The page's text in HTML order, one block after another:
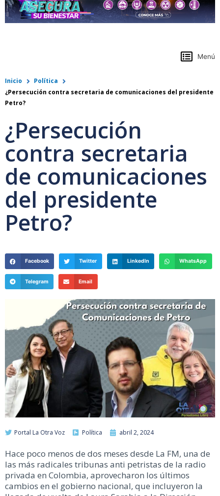
Menú
Inicio
Política
¿Persecución contra secretaria de comunicaciones del presidente
Petro?
¿Persecución
contra secretaria
de comunicaciones
del presidente
Petro?
Facebook Twitter LinkedIn WhatsApp
Telegram Email
Portal La Otra Voz Política abril 2, 2024
Hace poco menos de dos meses desde La FM, una de
las más radicales tribunas anti petristas de la radio
privada en Colombia, aprovecharon los últimos
cambios en el gobierno nacional, que incluyeron la